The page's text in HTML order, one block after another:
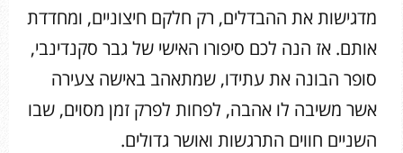
מדגישות את ההבדלים, רק חלקם חיצוניים, ומחדדת
אותם. אז הנה לכם סיפורו האישי של גבר סקנדינבי,
סופר הבונה את עתידו, שמתאהב באישה צעירה
אשר משיבה לו אהבה, לפחות לפרק זמן מסוים, שבו
השניים חווים התרגשות ואושר גדולים.